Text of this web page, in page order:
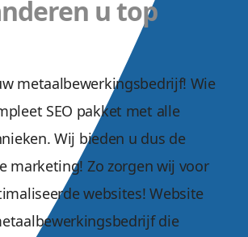
u top
metaalbewerkingsbedrijf! Wie
SEO pakket met alle
Wij bieden u dus de
marketing! Zo zorgen wij voor
websites! Website
die